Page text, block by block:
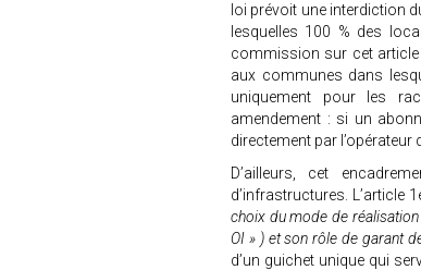
loi prévoit une interdiction
lesquelles 100 % des
commission sur cet article
aux communes dans
uniquement pour les
amendement : si un
directement par l’opérateur
D’ailleurs, cet
d’infrastructures. L’article
choix du mode de
OI » ) et son rôle de garant
d’un guichet unique qui